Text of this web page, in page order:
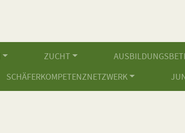
ZUCHT
SCHÄFERKOMPETENZNETZWERK